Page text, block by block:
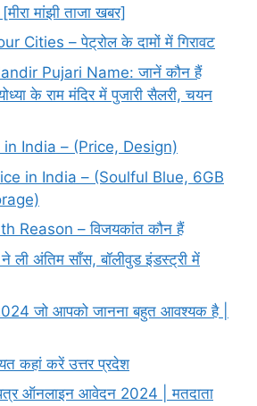
मांझी ताजा खबर]
Cities – पेट्रोल के दामों में गिरावट
Pujari Name: जानें कौन हैं
के राम मंदिर में पुजारी सैलरी, चयन
India – (Price, Design)
in India – (Soulful Blue, 6GB
Reason – विजयकांत कौन हैं
ली अंतिम साँस, बॉलीवुड इंडस्ट्री में
जो आपको जानना बहुत आवश्यक है |
कहां करें उत्तर प्रदेश
पत्र ऑनलाइन आवेदन 2024 | मतदाता